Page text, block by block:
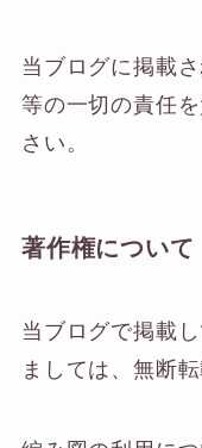
当ブログに掲載
等の一切の責任
さい。
著作権について
当ブログで掲載
ましては、無断